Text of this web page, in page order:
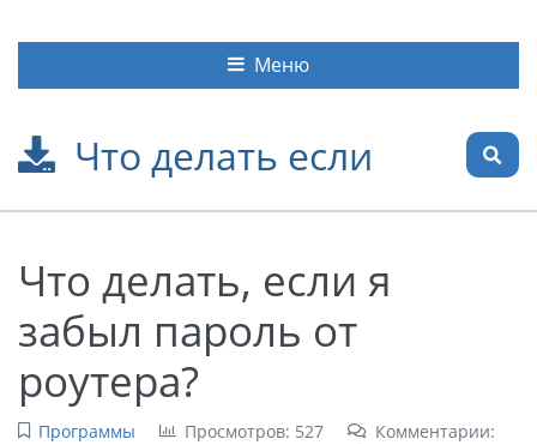
Что делать если
Меню
Что делать, если я
забыл пароль от
роутера?
Программы Просмотров: 527
Комментарии: